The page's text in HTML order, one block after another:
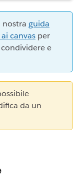
nostra guida
canvas per
e
da un